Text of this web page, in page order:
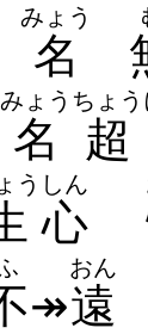
名
みょう
名
みょう
超
ちょう
う
心
しん
↠遠
おん